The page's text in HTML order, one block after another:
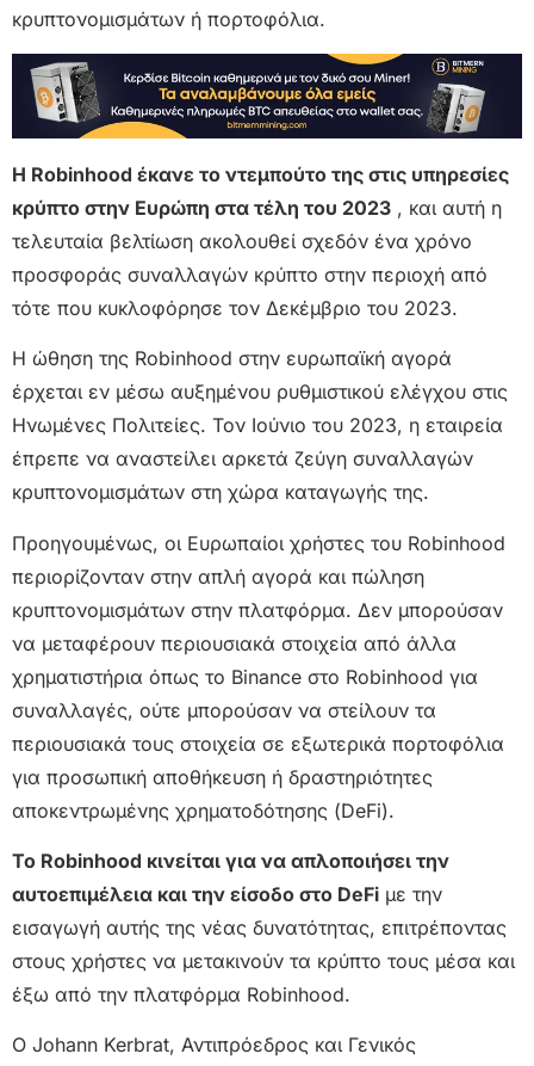
κρυπτονομισμάτων ή πορτοφόλια.
Η Robinhood έκανε το ντεμπούτο της στις υπηρεσίες
κρύπτο στην Ευρώπη στα τέλη του 2023 , και αυτή η
τελευταία βελτίωση ακολουθεί σχεδόν ένα χρόνο
προσφοράς συναλλαγών κρύπτο στην περιοχή από
τότε που κυκλοφόρησε τον Δεκέμβριο του 2023.
Η ώθηση της Robinhood στην ευρωπαϊκή αγορά
έρχεται εν μέσω αυξημένου ρυθμιστικού ελέγχου στις
Ηνωμένες Πολιτείες. Τον Ιούνιο του 2023, η εταιρεία
έπρεπε να αναστείλει αρκετά ζεύγη συναλλαγών
κρυπτονομισμάτων στη χώρα καταγωγής της.
Προηγουμένως, οι Ευρωπαίοι χρήστες του Robinhood
περιορίζονταν στην απλή αγορά και πώληση
κρυπτονομισμάτων στην πλατφόρμα. Δεν μπορούσαν
να μεταφέρουν περιουσιακά στοιχεία από άλλα
χρηματιστήρια όπως το Binance στο Robinhood για
συναλλαγές, ούτε μπορούσαν να στείλουν τα
περιουσιακά τους στοιχεία σε εξωτερικά πορτοφόλια
για προσωπική αποθήκευση ή δραστηριότητες
αποκεντρωμένης χρηματοδότησης (DeFi).
Το Robinhood κινείται για να απλοποιήσει την
αυτοεπιμέλεια και την είσοδο στο DeFi με την
εισαγωγή αυτής της νέας δυνατότητας, επιτρέποντας
στους χρήστες να μετακινούν τα κρύπτο τους μέσα και
έξω από την πλατφόρμα Robinhood.
Ο Johann Kerbrat, Αντιπρόεδρος και Γενικός